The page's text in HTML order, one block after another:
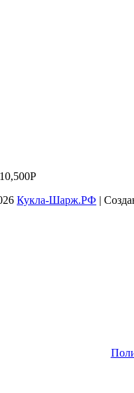
10,500Р
Кукла-Шарж.РФ |